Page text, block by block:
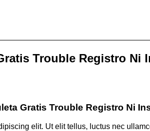
Trouble Registro Ni
Gratis Trouble Registro Ni
elit. Ut elit tellus, luctus nec